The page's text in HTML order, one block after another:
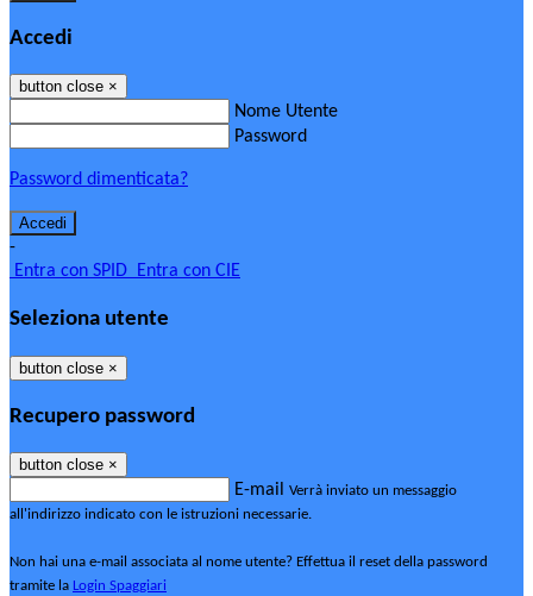
Accedi
button close ×
Nome Utente
Password
Password dimenticata?
-
Entra con SPID Entra con CIE
Seleziona utente
button close ×
Recupero password
button close ×
E-mail Verrà inviato un messaggio
all'indirizzo indicato con le istruzioni necessarie.
Non hai una e-mail associata al nome utente? Effettua il reset della password
tramite la Login Spaggiari